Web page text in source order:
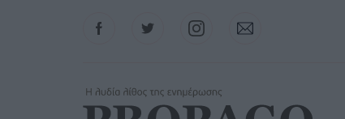
FacebookTwitter InstagramContact